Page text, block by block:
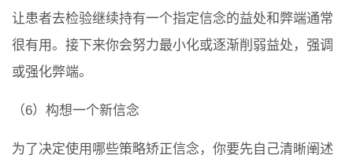
让患者去检验继续持有一个指定信念的益处和弊端通常
很有用。接下来你会努力最小化或逐渐削弱益处，强调
或强化弊端。
（6）构想一个新信念
为了决定使用哪些策略矫正信念，你要先自己清晰阐述